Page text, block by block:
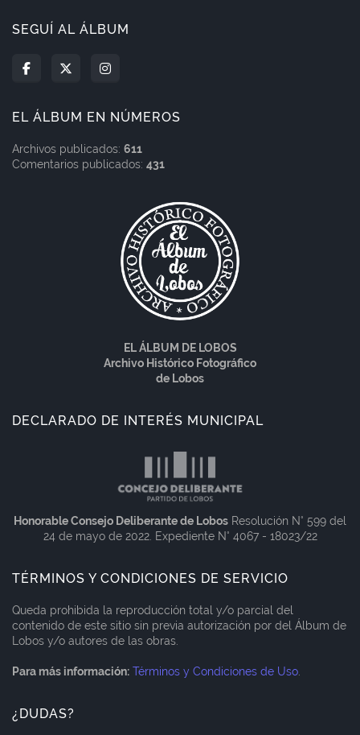
SEGUÍ AL ÁLBUM
EL ÁLBUM EN NÚMEROS
Archivos publicados: 611
Comentarios publicados: 431
EL ÁLBUM DE LOBOS
Archivo Histórico Fotográfico
de Lobos
DECLARADO DE INTERÉS MUNICIPAL
Honorable Consejo Deliberante de Lobos Resolución N° 599 del
24 de mayo de 2022. Expediente N° 4067 - 18023/22
TÉRMINOS Y CONDICIONES DE SERVICIO
Queda prohibida la reproducción total y/o parcial del
contenido de este sitio sin previa autorización por del Álbum de
Lobos y/o autores de las obras.
Para más información: Términos y Condiciones de Uso.
¿DUDAS?